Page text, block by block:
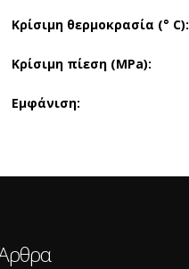
Κρίσιμη θερμοκρασία (° C):
Κρίσιμη πίεση (MPa):
Εμφάνιση: